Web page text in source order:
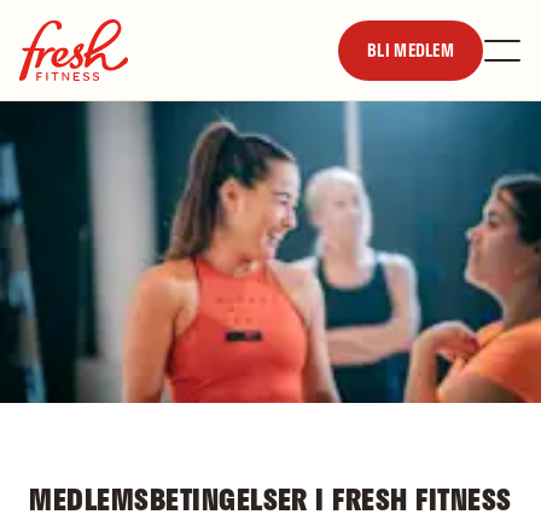
BLI MEDLEM
MEDLEMSBETINGELSER I FRESH FITNESS